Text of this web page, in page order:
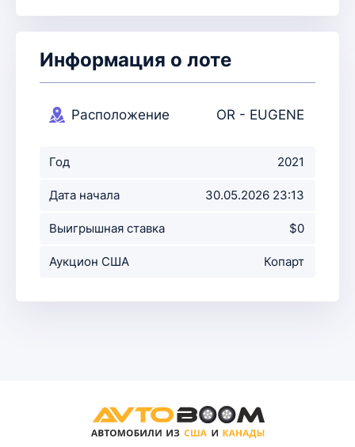
Информация о лоте
Расположение
OR - EUGENE
Год 2021
Дата начала
аукциона
30.05.2026 23:13
Выигрышная ставка $0
Аукцион США Копарт